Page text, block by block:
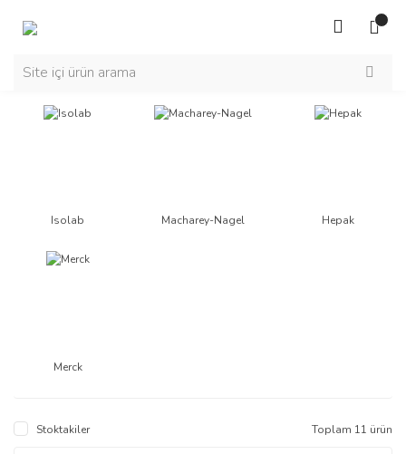
Isolab Macharey-Nagel Hepak
Merck
Stoktakiler Toplam 11 ürün